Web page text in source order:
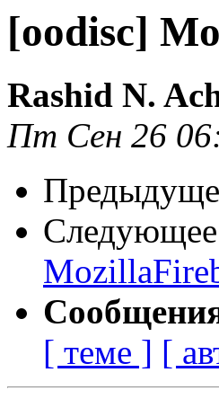
[oodisc]
Rashid N.
Пт Сен 26
[ теме ] [